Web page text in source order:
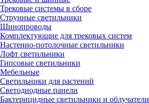
Трековые системы в сборе
Струнные светильники
Шинопроводы
Комплектующие для трековых систем
Настенно-потолочные светильники
Лофт светильники
Гипсовые светильники
Мебельные
Светильники для растений
Светодиодные панели
Бактерицидные светильники и облучатели